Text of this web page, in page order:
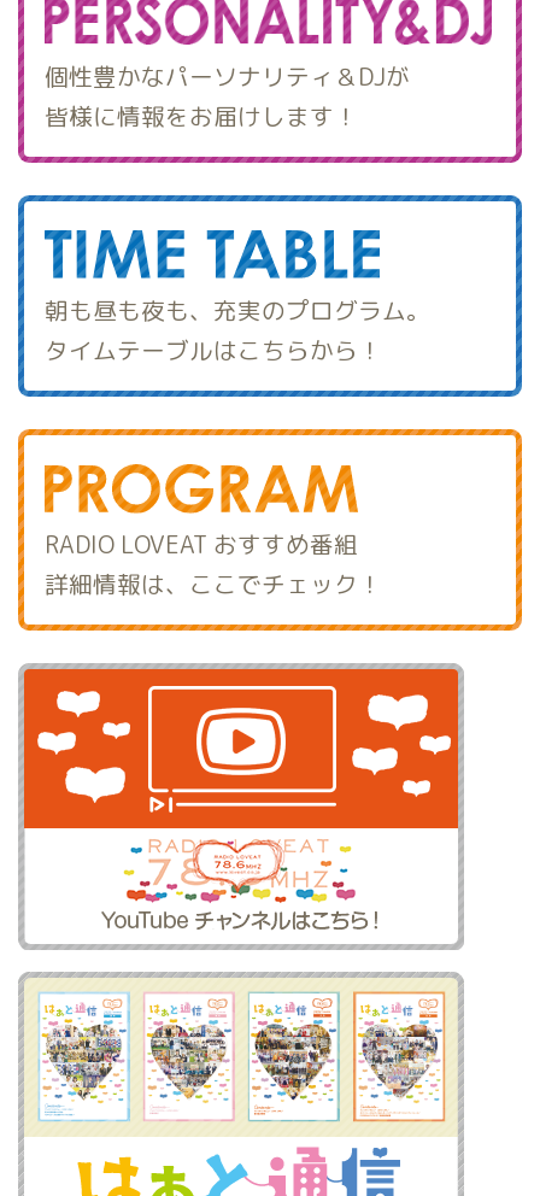
個性豊かなパーソナリティ＆DJが
皆様に情報をお届けします！
朝も昼も夜も、充実のプログラム。
タイムテーブルはこちらから！
RADIO LOVEAT おすすめ番組
詳細情報は、ここでチェック！